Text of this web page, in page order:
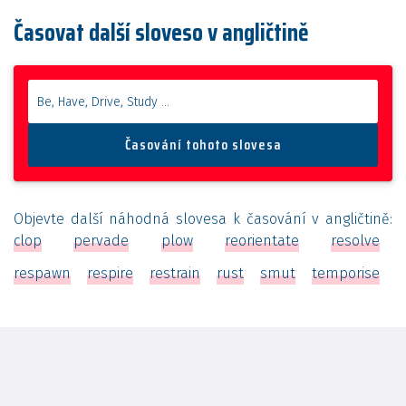
Časovat další sloveso v angličtině
Objevte další náhodná slovesa k časování v angličtině:
clop
pervade plow reorientate
resolve
respawn
respire restrain rust smut temporise